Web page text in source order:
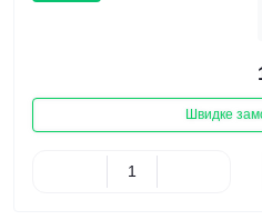
Швидке